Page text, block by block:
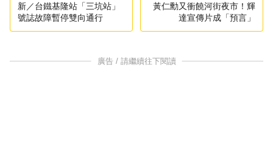
新／台鐵基隆站「三坑站」
號誌故障暫停雙向通行
黃仁勳又衝饒河街夜市！輝
達宣傳片成「預言」
廣告 / 請繼續往下閱讀